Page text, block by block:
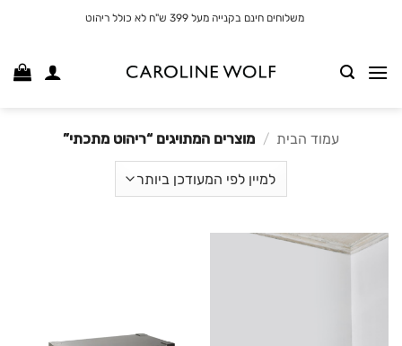
משלוחים חינם בקנייה מעל 399 ש"ח לא כולל ריהוט
עמוד הבית / מוצרים המתויגים “ריהוט מתכתי”